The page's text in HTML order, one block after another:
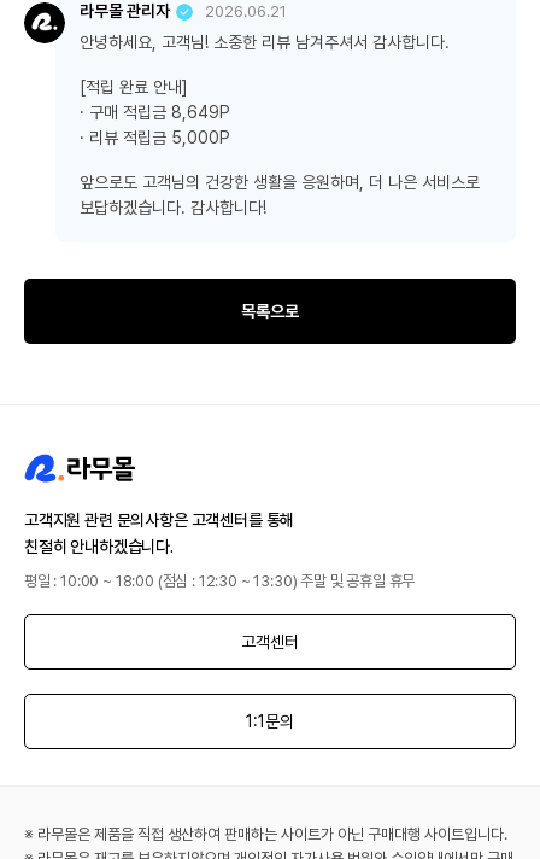
라무몰 관리자 2026.06.21
안녕하세요, 고객님! 소중한 리뷰 남겨주셔서 감사합니다.
[적립 완료 안내]
· 구매 적립금 8,649P
· 리뷰 적립금 5,000P
앞으로도 고객님의 건강한 생활을 응원하며, 더 나은 서비스로
보답하겠습니다. 감사합니다!
목록으로
고객지원 관련 문의사항은 고객센터를 통해
친절히 안내하겠습니다.
평일 : 10:00 ~ 18:00 (점심 : 12:30 ~ 13:30) 주말 및 공휴일 휴무
고객센터
1:1문의
※ 라무몰은 제품을 직접 생산하여 판매하는 사이트가 아닌 구매대행 사이트입니다.